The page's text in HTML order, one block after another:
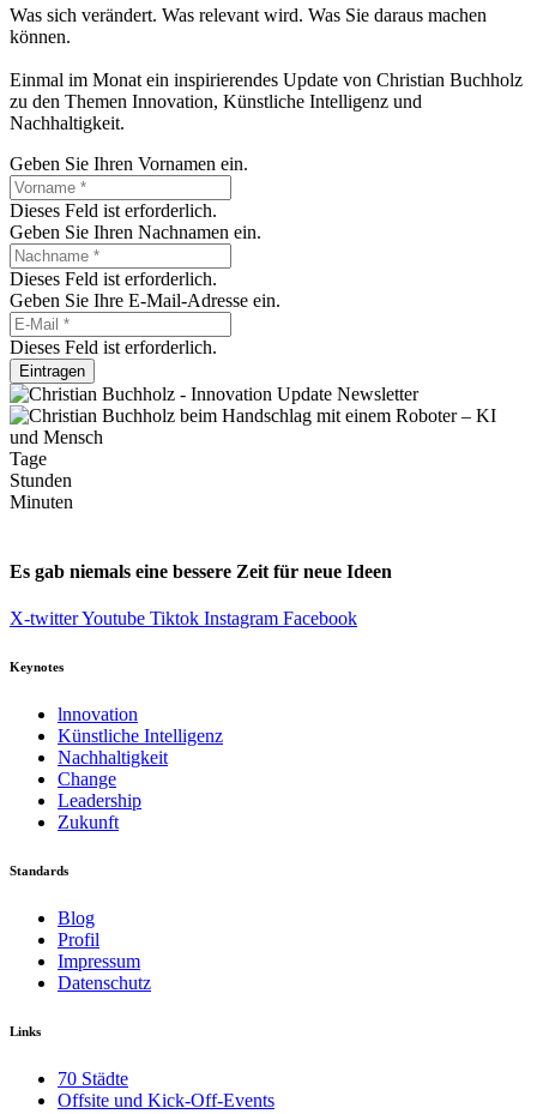
Was sich verändert. Was relevant wird. Was Sie daraus machen
können.
Einmal im Monat ein inspirierendes Update von Christian Buchholz
zu den Themen Innovation, Künstliche Intelligenz und
Nachhaltigkeit.
Geben Sie Ihren Vornamen ein.
Dieses Feld ist erforderlich.
Geben Sie Ihren Nachnamen ein.
Dieses Feld ist erforderlich.
Geben Sie Ihre E-Mail-Adresse ein.
Dieses Feld ist erforderlich.
Eintragen
Tage
Stunden
Minuten
Es gab niemals eine bessere Zeit für neue Ideen
X-twitterYoutube Tiktok Instagram Facebook
Keynotes
lnnovation
Künstliche Intelligenz
Nachhaltigkeit
Change
Leadership
Zukunft
Standards
Blog
Profil
Impressum
Datenschutz
Links
70 Städte
Offsite und Kick-Off-Events